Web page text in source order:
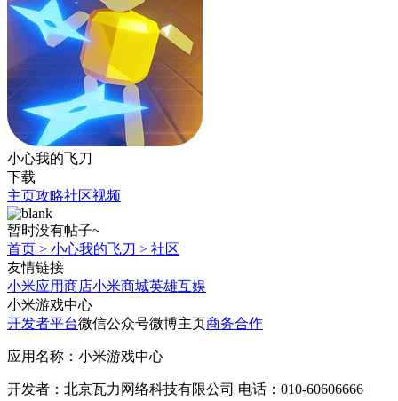
小心我的飞刀
下载
主页攻略社区视频
暂时没有帖子~
首页 > 小心我的飞刀 > 社区
友情链接
小米应用商店小米商城英雄互娱
小米游戏中心
开发者平台微信公众号微博主页商务合作
应用名称：小米游戏中心
开发者：北京瓦力网络科技有限公司 电话：010-60606666